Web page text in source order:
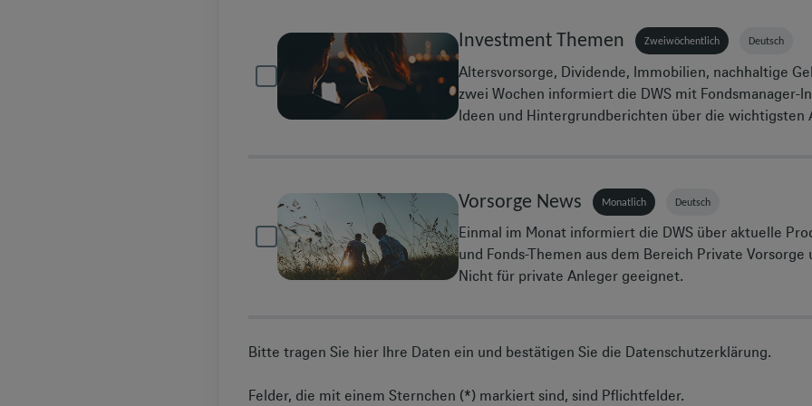
Indem Sie den Nutzungsbedingungen zustimmen,
in Ihrer Eigenschaft als professioneller Anleger/Kunde
professionellen Anlegers/Kunden und nicht als
Wenn Sie mit den Nutzungsbedingungen einverstanden
Investment Themen Zweiwöchentlich Deutsch
Altersvorsorge, Dividende, Immobilien, nachhaltige
zwei Wochen informiert die DWS mit Fondsmanager-
Ideen und Hintergrundberichten über die wichtigsten
Vorsorge News Monatlich Deutsch
Einmal im Monat informiert die DWS über aktuelle
und Fonds-Themen aus dem Bereich Private Vorsorge
Nicht für private Anleger geeignet.
Bitte tragen Sie hier Ihre Daten ein und bestätigen Sie die Datenschutzerklärung.
Felder, die mit einem Sternchen (*) markiert sind, sind Pflichtfelder.